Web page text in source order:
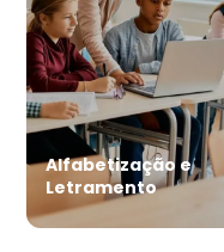
Alfabetização e
Letramento